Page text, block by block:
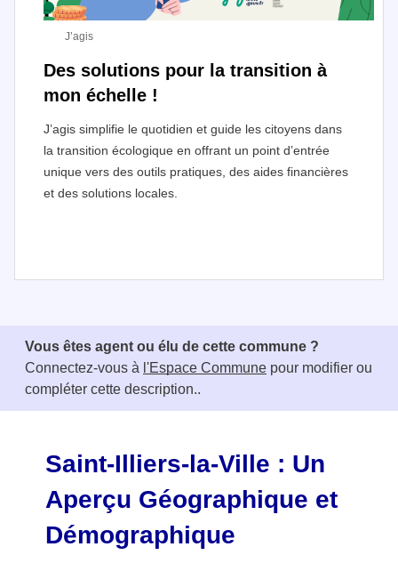
Des solutions pour la transition à
mon échelle !
J’agis simplifie le quotidien et guide les citoyens dans
la transition écologique en offrant un point d’entrée
unique vers des outils pratiques, des aides financières
et des solutions locales.
J’agis
Vous êtes agent ou élu de cette commune ?
Connectez-vous à l'Espace Commune pour modifier ou
compléter cette description..
Saint-Illiers-la-Ville : Un
Aperçu Géographique et
Démographique